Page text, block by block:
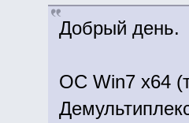
Добрый день.
ОС Win7 x64